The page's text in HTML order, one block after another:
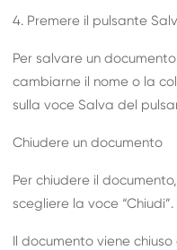
4. Premere il pulsante
Per salvare un
cambiarne il nome o la
sulla voce Salva del
Chiudere un documento
Per chiudere il
scegliere la voce “Chiudi”.
Il documento viene